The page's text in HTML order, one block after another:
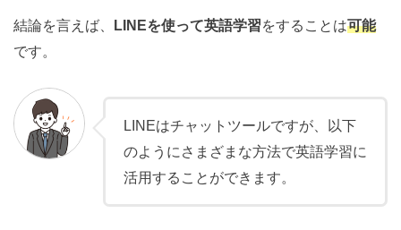
結論を言えば、 LINEを使って英語学習をすることは可能
です。
LINEはチャットツールですが、以下
のようにさまざまな方法で英語学習に
活用することができます。